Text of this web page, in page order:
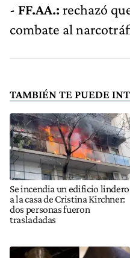
- FF.AA.: rechazó
combate al
TAMBIÉN TE PUEDE
Se incendia un edificio lindero
a la casa de Cristina Kirchner:
dos personas fueron
trasladadas